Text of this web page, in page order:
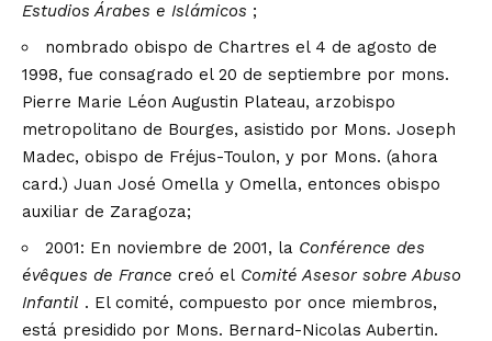
Estudios Árabes e Islámicos ;
nombrado obispo de Chartres el 4 de agosto de
1998, fue consagrado el 20 de septiembre por mons.
Pierre Marie Léon Augustin Plateau, arzobispo
metropolitano de Bourges, asistido por Mons. Joseph
Madec, obispo de Fréjus-Toulon, y por Mons. (ahora
card.) Juan José Omella y Omella, entonces obispo
auxiliar de Zaragoza;
2001: En noviembre de 2001, la Conférence des
évêques de France creó el Comité Asesor sobre Abuso
Infantil . El comité, compuesto por once miembros,
está presidido por Mons. Bernard-Nicolas Aubertin.